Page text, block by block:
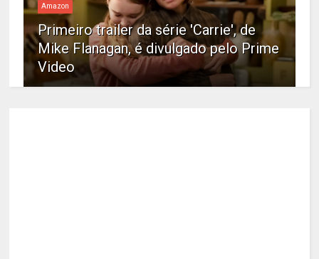
Amazon
Primeiro trailer da série 'Carrie', de
Mike Flanagan, é divulgado pelo Prime
Video